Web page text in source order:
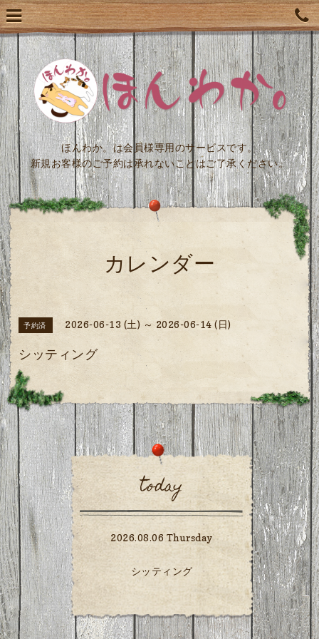
ほんわか。は会員様専用のサービスです。
新規お客様のご予約は承れないことはご了承ください。
カレンダー
予約済 2026-06-13 (土) ～ 2026-06-14 (日)
シッティング
today
2026.08.06 Thursday
シッティング